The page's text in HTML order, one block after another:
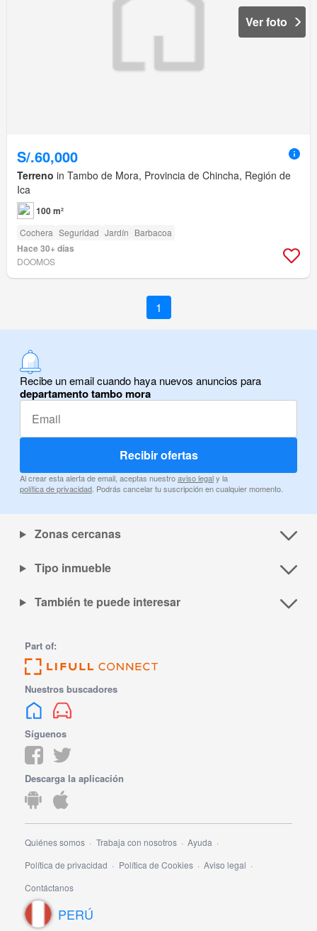
Ver foto
S/.60,000
Terreno in Tambo de Mora, Provincia de Chincha, Región de
Ica
100 m²
Cochera Seguridad Jardín Barbacoa
Hace 30+ días
DOOMOS
1
Recibe un email cuando haya nuevos anuncios para
departamento tambo mora
Recibir ofertas
Al crear esta alerta de email, aceptas nuestroaviso legaly la
política de privacidad. Podrás cancelar tu suscripción en cualquier momento.
Zonas cercanas
Tipo inmueble
También te puede interesar
Part of:
Nuestros buscadores
Síguenos
Descarga la aplicación
Quiénes somos Trabaja con nosotros
Ayuda
Política de privacidad
Política de Cookies
Aviso legal
Contáctanos
PERÚ